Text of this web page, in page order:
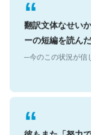
翻訳文体なせい
ーの短編を読ん
─今のこの状況が信
彼もまた「努力